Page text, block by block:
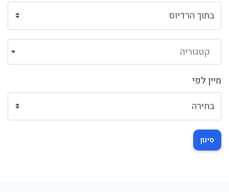
קטגוריה
מיין לפי
סינון